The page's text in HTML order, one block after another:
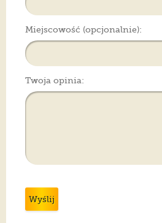
Miejscowość (opcjonalnie):
Twoja opinia:
Wyślij